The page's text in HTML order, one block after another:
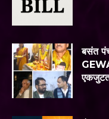
बसंत